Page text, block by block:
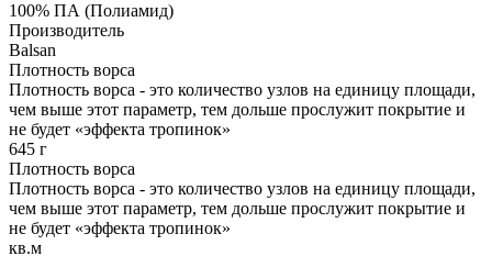
100% ПА (Полиамид)
Производитель
Balsan
Плотность ворса
Плотность ворса - это количество узлов на единицу площади,
чем выше этот параметр, тем дольше прослужит покрытие и
не будет «эффекта тропинок»
645 г
Плотность ворса
Плотность ворса - это количество узлов на единицу площади,
чем выше этот параметр, тем дольше прослужит покрытие и
не будет «эффекта тропинок»
кв.м